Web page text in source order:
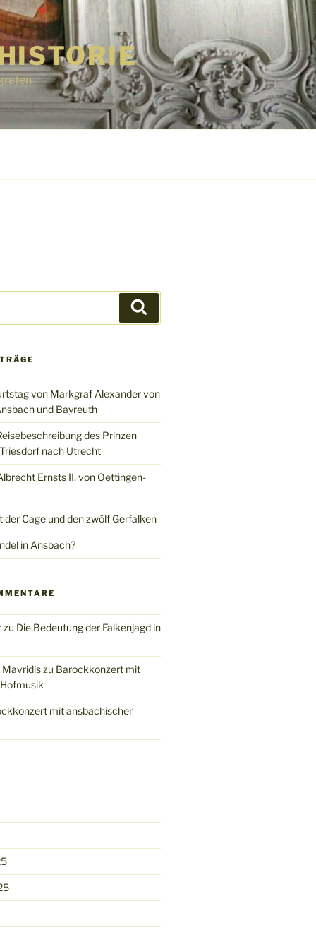
von Markgraf Alexander von
und Bayreuth
des Prinzen
nach Utrecht
Ernsts II. von Oettingen-
der Cage und den zwölf Gerfalken
in Ansbach?
zu Die Bedeutung der Falkenjagd in
Mavridiszu Barockkonzert mit
mit ansbachischer